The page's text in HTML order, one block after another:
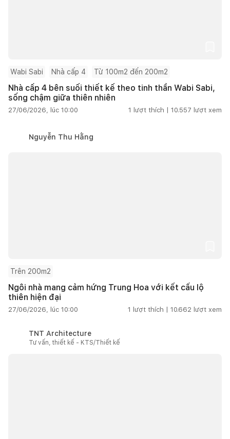
Wabi Sabi Nhà cấp 4 Từ 100m2 đến 200m2
Nhà cấp 4 bên suối thiết kế theo tinh thần Wabi Sabi,
sống chậm giữa thiên nhiên
27/06/2026, lúc 10:00 1 lượt thích | 10.557 lượt xem
Nguyễn Thu Hằng
Trên 200m2
Ngôi nhà mang cảm hứng Trung Hoa với kết cấu lộ
thiên hiện đại
27/06/2026, lúc 10:00 1 lượt thích | 10.662 lượt xem
TNT Architecture
Tư vấn, thiết kế - KTS/Thiết kế